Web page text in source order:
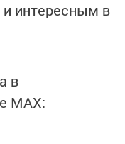
интересным в
в
MАХ: